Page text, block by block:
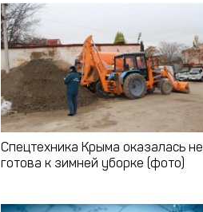
Спецтехника Крыма оказалась не
готова к зимней уборке (фото)